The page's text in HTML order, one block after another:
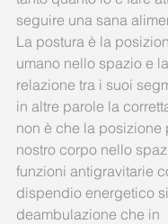
seguire una sana
La postura è la
umano nello spazio e
relazione tra i suoi
in altre parole la
non è che la posizione
nostro corpo nello
funzioni antigravitarie
dispendio energetico
deambulazione che in